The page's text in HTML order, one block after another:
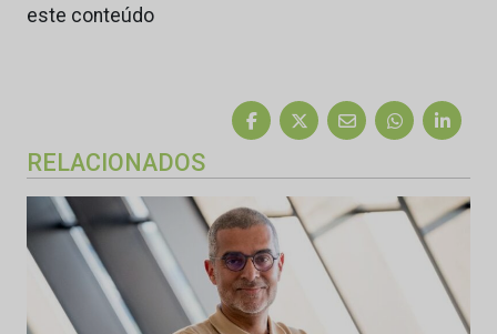
este conteúdo
RELACIONADOS